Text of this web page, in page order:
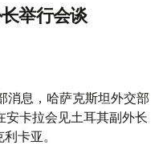
举行会谈
消息，哈萨克斯坦外交部
安卡拉会见土耳其副外长
卡亚。